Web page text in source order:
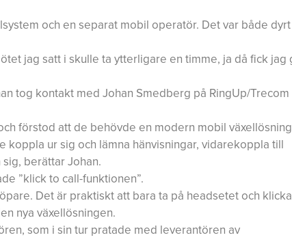
och en separat mobil operatör. Det var både
jag satt i skulle ta ytterligare en timme, ja då fick jag
tog kontakt med Johan Smedberg på RingUp/Trecom
förstod att de behövde en modern mobil
ur sig och lämna hänvisningar, vidarekoppla till
berättar Johan.
”klick to call-funktionen”.
Det är praktiskt att bara ta på headsetet och
nya växellösningen.
som i sin tur pratade med leverantören av